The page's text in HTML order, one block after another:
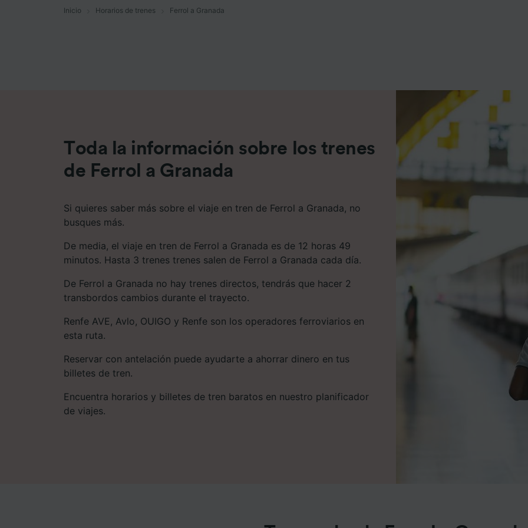
Inicio Horarios de trenes Ferrol a Granada
Toda la información sobre los trenes
de Ferrol a Granada
Si quieres saber más sobre el viaje en tren de Ferrol a Granada, no
busques más.
De media, el viaje en tren de Ferrol a Granada es de 12 horas 49
minutos. Hasta 3 trenes trenes salen de Ferrol a Granada cada día.
De Ferrol a Granada no hay trenes directos, tendrás que hacer 2
transbordos cambios durante el trayecto.
Renfe AVE, Avlo, OUIGO y Renfe son los operadores ferroviarios en
esta ruta.
Reservar con antelación puede ayudarte a ahorrar dinero en tus
billetes de tren.
Encuentra horarios y billetes de tren baratos en nuestro planificador
de viajes.